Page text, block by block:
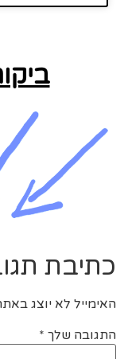
כתיבת
האימייל לא יוצג
התגובה שלך *